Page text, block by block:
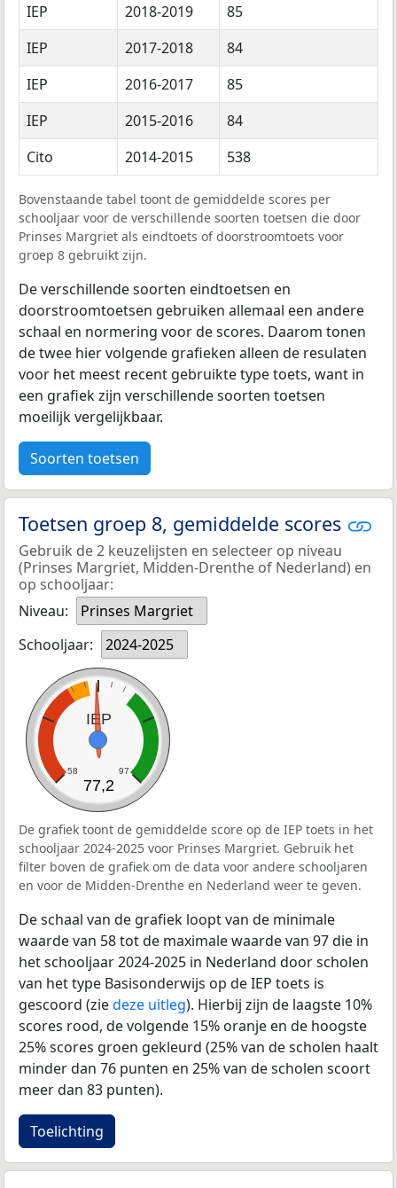
IEP
2018-2019
85
IEP
2017-2018
84
IEP
2016-2017
85
IEP
2015-2016
84
Cito
2014-2015 538
Bovenstaande tabel toont de gemiddelde scores per
schooljaar voor de verschillende soorten toetsen die door
Prinses Margriet als eindtoets of doorstroomtoets voor
groep 8 gebruikt zijn.
De verschillende soorten eindtoetsen en
doorstroomtoetsen gebruiken allemaal een andere
schaal en normering voor de scores. Daarom tonen
de twee hier volgende grafieken alleen de resulaten
voor het meest recent gebruikte type toets, want in
een grafiek zijn verschillende soorten toetsen
moeilijk vergelijkbaar.
Soorten toetsen
Toetsen groep 8, gemiddelde scores
Gebruik de 2 keuzelijsten en selecteer op niveau
(Prinses Margriet, Midden-Drenthe of Nederland) en
op schooljaar:
Niveau:
Prinses Margriet
Schooljaar:
2024-2025
IEP
58 97
77,2
De grafiek toont de gemiddelde score op de IEP toets in het
schooljaar 2024-2025 voor Prinses Margriet. Gebruik het
filter boven de grafiek om de data voor andere schooljaren
en voor de Midden-Drenthe en Nederland weer te geven.
De schaal van de grafiek loopt van de minimale
waarde van 58 tot de maximale waarde van 97 die in
het schooljaar 2024-2025 in Nederland door scholen
van het type Basisonderwijs op de IEP toets is
gescoord (ziedeze uitleg). Hierbij zijn de laagste 10%
scores rood, de volgende 15% oranje en de hoogste
25% scores groen gekleurd (25% van de scholen haalt
minder dan 76 punten en 25% van de scholen scoort
meer dan 83 punten).
Toelichting